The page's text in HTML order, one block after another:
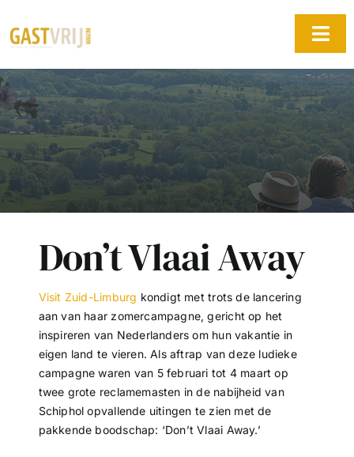
naar
inhoud
Home
Edities
Adverteren
Over ons
Contact
Door Gastvrij Magazine
Don’t Vlaai Away
Visit Zuid-Limburg kondigt met trots de lancering
aan van haar zomercampagne, gericht op het
inspireren van Nederlanders om hun vakantie in
eigen land te vieren. Als aftrap van deze ludieke
campagne waren van 5 februari tot 4 maart op
twee grote reclamemasten in de nabijheid van
Schiphol opvallende uitingen te zien met de
pakkende boodschap: ‘Don’t Vlaai Away.’